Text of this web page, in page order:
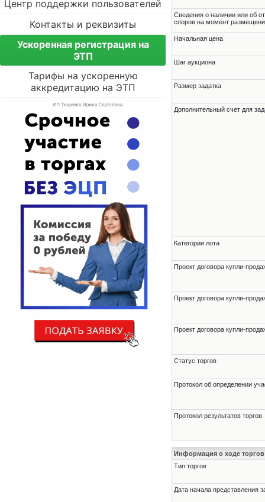
Центр поддержки пользователей
Контакты и реквизиты
Ускоренная регистрация на
ЭТП
Тарифы на ускоренную
аккредитацию на ЭТП
Cведения о наличии или об
споров на момент
Начальная цена
Шаг аукциона
Размер задатка
Дополнительный счет для
Категории лота
Проект договора купли-
Проект договора купли-
Проект договора купли-
Статус торгов
Протокол об определении
Протокол результатов торгов
Информация о ходе торгов
Тип торгов
Дата начала представления